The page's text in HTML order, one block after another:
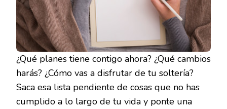
¿Qué planes tiene contigo ahora? ¿Qué cambios
harás? ¿Cómo vas a disfrutar de tu soltería?
Saca esa lista pendiente de cosas que no has
cumplido a lo largo de tu vida y ponte una